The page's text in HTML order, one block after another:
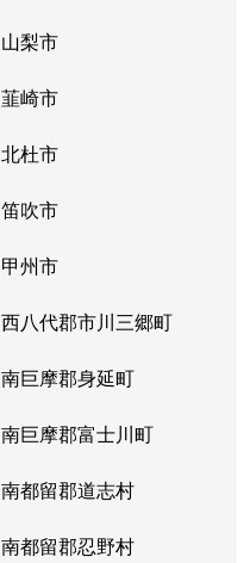
山梨市
韮崎市
北杜市
笛吹市
甲州市
西八代郡市川三郷町
南巨摩郡身延町
南巨摩郡富士川町
南都留郡道志村
南都留郡忍野村